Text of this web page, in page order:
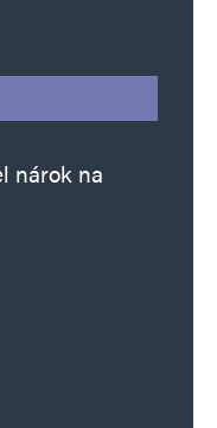
nárok na